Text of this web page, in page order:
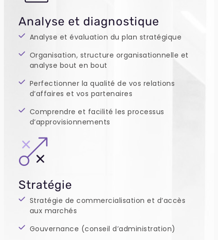
Analyse et diagnostique
Analyse et évaluation du plan stratégique
Organisation, structure organisationnelle et
analyse bout en bout
Perfectionner la qualité de vos relations
d’affaires et vos partenaires
Comprendre et facilité les processus
d’approvisionnements
Stratégie
Stratégie de commercialisation et d’accès
aux marchés
Gouvernance (conseil d’administration)